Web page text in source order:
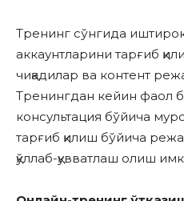
Тренинг сўнгида
аккаунтларини тарғиб
чиқадилар ва контент
Тренингдан кейин фаол
консультация бўйича
тарғиб қилиш бўйича
қўллаб-қувватлаш олиш